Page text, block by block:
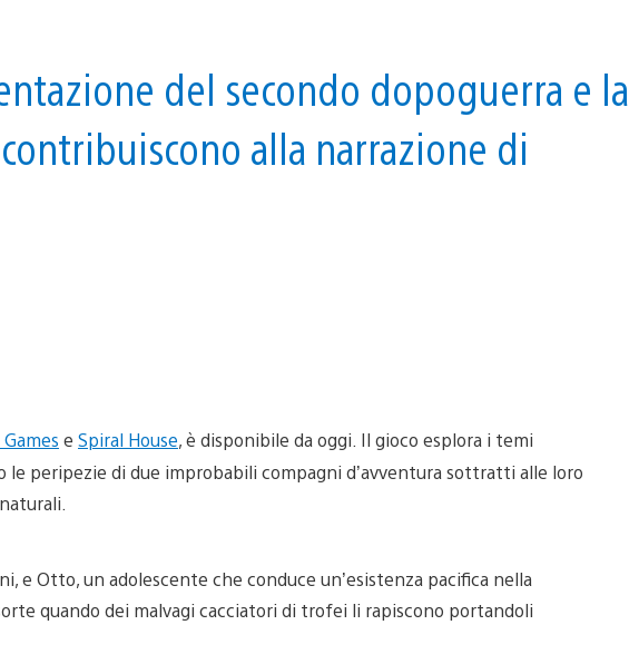
del secondo dopoguerra e la
alla narrazione di
e Spiral House, è disponibile da oggi. Il gioco esplora i temi
le peripezie di due improbabili compagni d’avventura sottratti alle loro
e Otto, un adolescente che conduce un’esistenza pacifica nella
quando dei malvagi cacciatori di trofei li rapiscono portandoli